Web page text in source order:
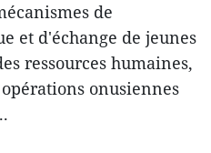
de
et d'échange de jeunes
ressources humaines,
onusiennes